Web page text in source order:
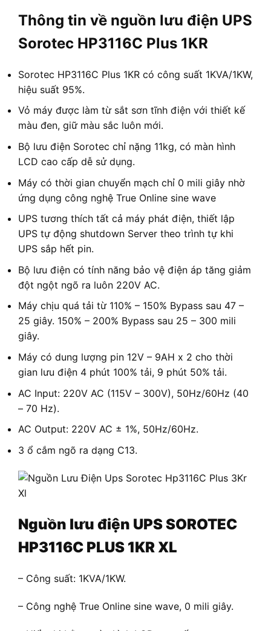
Thông tin về nguồn lưu điện UPS
Sorotec HP3116C Plus 1KR
Sorotec HP3116C Plus 1KR có công suất 1KVA/1KW,
hiệu suất 95%.
Vỏ máy được làm từ sắt sơn tĩnh điện với thiết kế
màu đen, giữ màu sắc luôn mới.
Bộ lưu điện Sorotec chỉ nặng 11kg, có màn hình
LCD cao cấp dễ sử dụng.
Máy có thời gian chuyển mạch chỉ 0 mili giây nhờ
ứng dụng công nghệ True Online sine wave
UPS tương thích tất cả máy phát điện, thiết lập
UPS tự động shutdown Server theo trình tự khi
UPS sắp hết pin.
Bộ lưu điện có tính năng bảo vệ điện áp tăng giảm
đột ngột ngõ ra luôn 220V AC.
Máy chịu quá tải từ 110% – 150% Bypass sau 47 –
25 giây. 150% – 200% Bypass sau 25 – 300 mili
giây.
Máy có dung lượng pin 12V – 9AH x 2 cho thời
gian lưu điện 4 phút 100% tải, 9 phút 50% tải.
AC Input: 220V AC (115V – 300V), 50Hz/60Hz (40
– 70 Hz).
AC Output: 220V AC ± 1%, 50Hz/60Hz.
3 ổ cắm ngõ ra dạng C13.
Nguồn lưu điện UPS SOROTEC
HP3116C PLUS 1KR XL
– Công suất: 1KVA/1KW.
– Công nghệ True Online sine wave, 0 mili giây.